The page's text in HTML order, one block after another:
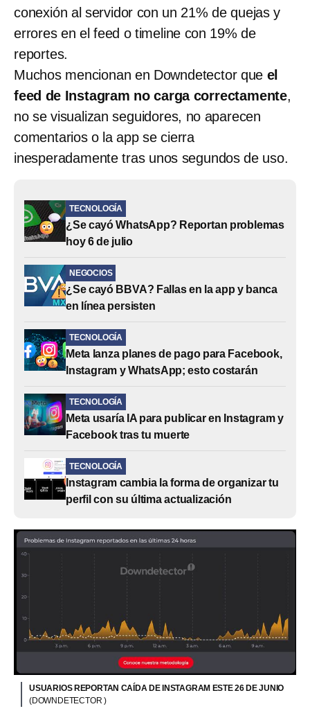
conexión al servidor con un 21% de quejas y
errores en el feed o timeline con 19% de
reportes.
Muchos mencionan en Downdetector que el
feed de Instagram no carga correctamente,
no se visualizan seguidores, no aparecen
comentarios o la app se cierra
inesperadamente tras unos segundos de uso.
TECNOLOGÍA
¿Se cayó WhatsApp? Reportan problemas
hoy 6 de julio
NEGOCIOS
¿Se cayó BBVA? Fallas en la app y banca
en línea persisten
TECNOLOGÍA
Meta lanza planes de pago para Facebook,
Instagram y WhatsApp; esto costarán
TECNOLOGÍA
Meta usaría IA para publicar en Instagram y
Facebook tras tu muerte
TECNOLOGÍA
Instagram cambia la forma de organizar tu
perfil con su última actualización
USUARIOS REPORTAN CAÍDA DE INSTAGRAM ESTE 26 DE JUNIO
(DOWNDETECTOR )